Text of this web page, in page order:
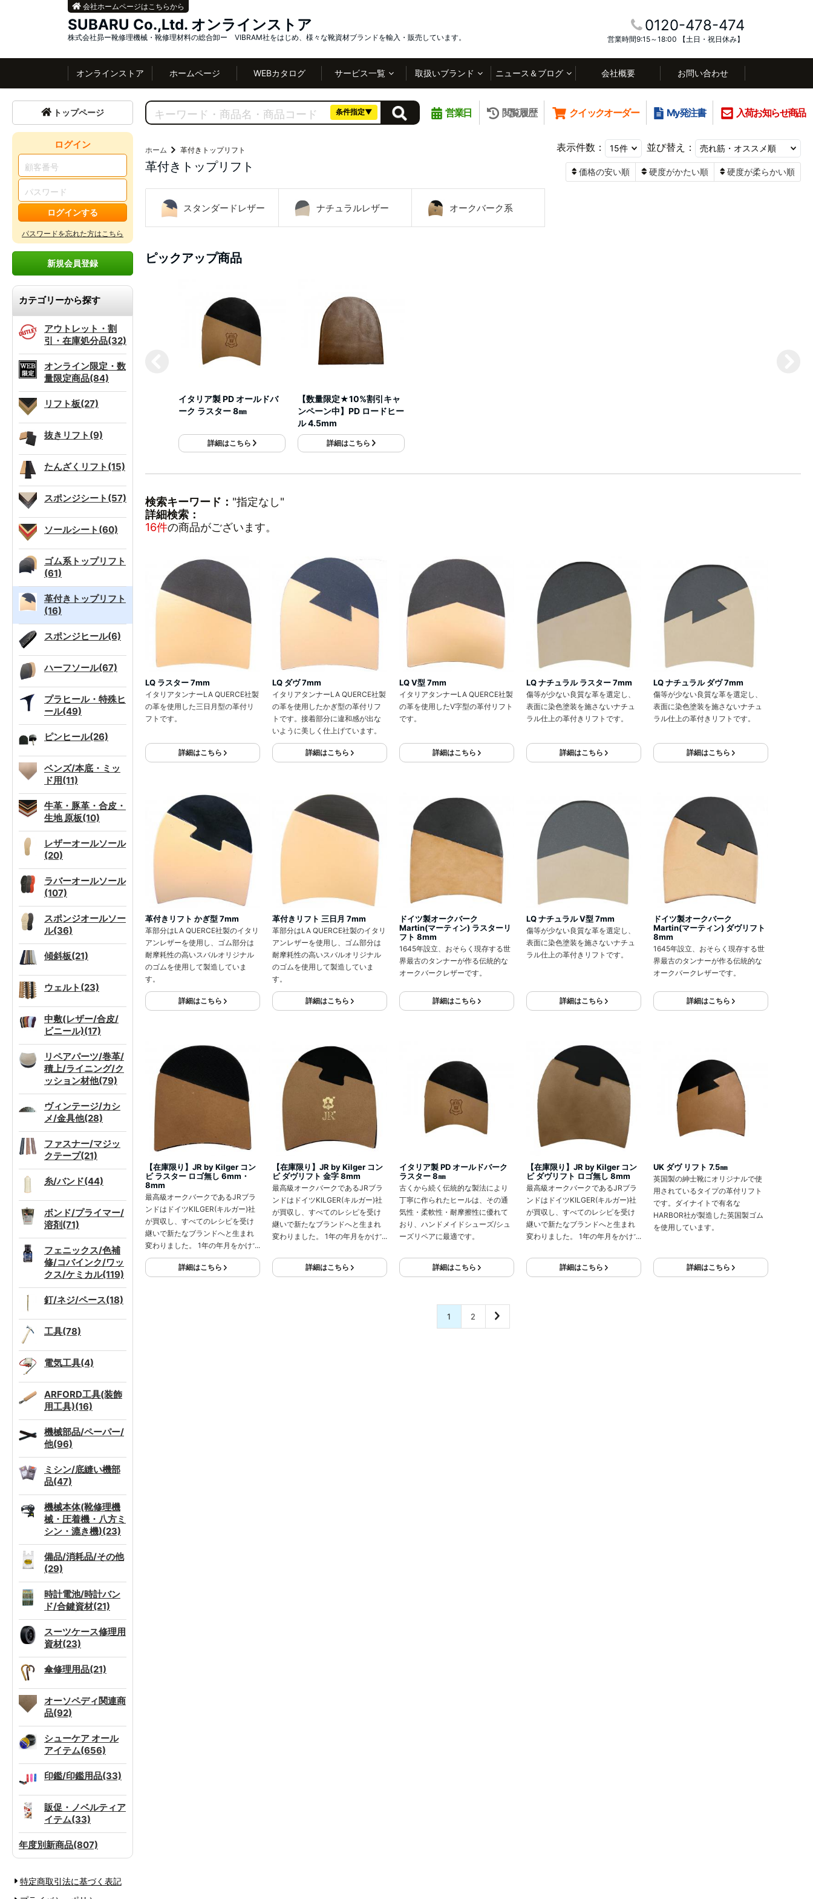
SUBARU Co.,Ltd. オンラインストア
株式会社昴ー靴修理機械・靴修理材料の総合卸ー VIBRAM社をはじめ、様々な靴資材ブランドを輸入・販売しています。
0120-478-474
営業時間9:15～18:00 【土日・祝日休み】
会社ホームページはこちらから
オンラインストア ホームページ WEBカタログ サービス一覧 取扱いブランド ニュース＆ブログ 会社概要 お問い合わせ
トップページ
ログイン
ログインする
パスワードを忘れた方はこちら
新規会員登録
カテゴリーから探す
アウトレット・割
引・在庫処分品(32)
オンライン限定・数
量限定商品(84)
リフト板(27)
抜きリフト(9)
たんざくリフト(15)
スポンジシート(57)
ソールシート(60)
ゴム系トップリフト
(61)
革付きトップリフト
(16)
スポンジヒール(6)
ハーフソール(67)
プラヒール・特殊ヒ
ール(49)
ピンヒール(26)
ベンズ/本底・ミッ
ド用(11)
牛革・豚革・合皮・
生地 原板(10)
レザーオールソール
(20)
ラバーオールソール
(107)
スポンジオールソー
ル(36)
傾斜板(21)
ウェルト(23)
中敷(レザー/合皮/
ビニール)(17)
リペアパーツ/巻革/
積上/ライニング/ク
ッション材他(79)
ヴィンテージ/カシ
メ/金具他(28)
ファスナー/マジッ
クテープ(21)
糸/バンド(44)
ボンド/プライマー/
溶剤(71)
フェニックス/色補
修/コバインク/ワッ
クス/ケミカル(119)
釘/ネジ/ペース(18)
工具(78)
電気工具(4)
ARFORD工具(装飾
用工具)(16)
機械部品/ペーパー/
他(96)
ミシン/底縫い機部
品(47)
機械本体(靴修理機
械・圧着機・八方ミ
シン・漉き機)(23)
備品/消耗品/その他
(29)
時計電池/時計バン
ド/合鍵資材(21)
スーツケース修理用
資材(23)
傘修理用品(21)
オーソペディ関連商
品(92)
シューケア オール
アイテム(656)
印鑑/印鑑用品(33)
販促・ノベルティア
イテム(33)
年度別新商品(807)
特定商取引法に基づく表記
条件指定▼ 営業日 閲覧履歴 クイックオーダー My発注書 入荷お知らせ商品
ホーム 革付きトップリフト
革付きトップリフト
スタンダードレザー ナチュラルレザー オークバーク系
表示件数： 並び替え：
価格の安い順 硬度がかたい順 硬度が柔らかい順
ピックアップ商品
イタリア製 PD オールドバ
ーク ラスター 8㎜
詳細はこちら
【数量限定★10%割引キャ
ンペーン中】PD ロードヒー
ル 4.5mm
詳細はこちら
検索キーワード： "指定なし"
詳細検索：
16件の商品がございます。
LQ ラスター 7mm
イタリアタンナーLA QUERCE社製
の革を使用した三日月型の革付リ
フトです。
詳細はこちら
LQ ダヴ 7mm
イタリアタンナーLA QUERCE社製
の革を使用したかぎ型の革付リフ
トです。接着部分に違和感が出な
いように美しく仕上げています。
詳細はこちら
LQ V型 7mm
イタリアタンナーLA QUERCE社製
の革を使用したV字型の革付リフト
です。
詳細はこちら
LQ ナチュラル ラスター 7mm
傷等が少ない良質な革を選定し、
表面に染色塗装を施さないナチュ
ラル仕上の革付きリフトです。
詳細はこちら
LQ ナチュラル ダヴ 7mm
傷等が少ない良質な革を選定し、
表面に染色塗装を施さないナチュ
ラル仕上の革付きリフトです。
詳細はこちら
革付きリフト かぎ型 7mm
革部分はLA QUERCE社製のイタリ
アンレザーを使用し、ゴム部分は
耐摩耗性の高いスバルオリジナル
のゴムを使用して製造していま
す。
詳細はこちら
革付きリフト 三日月 7mm
革部分はLA QUERCE社製のイタリ
アンレザーを使用し、ゴム部分は
耐摩耗性の高いスバルオリジナル
のゴムを使用して製造していま
す。
詳細はこちら
ドイツ製オークバーク
Martin(マーティン) ラスターリ
フト 8mm
1645年設立、おそらく現存する世
界最古のタンナーが作る伝統的な
オークバークレザーです。
詳細はこちら
LQ ナチュラル V型 7mm
傷等が少ない良質な革を選定し、
表面に染色塗装を施さないナチュ
ラル仕上の革付きリフトです。
詳細はこちら
ドイツ製オークバーク
Martin(マーティン) ダヴリフト
8mm
1645年設立、おそらく現存する世
界最古のタンナーが作る伝統的な
オークバークレザーです。
詳細はこちら
【在庫限り】JR by Kilger コン
ビ ラスター ロゴ無し 6mm・
8mm
最高級オークバークであるJRブラ
ンドはドイツKILGER(キルガー)社
が買収し、すべてのレシピを受け
継いで新たなブランドへと生まれ
変わりました。 1年の年月をかけて
作られるベンズは屈強であしにな
じみやすく、ヨーロッパの最高級
詳細はこちら
【在庫限り】JR by Kilger コン
ビ ダヴリフト 金字 8mm
最高級オークバークであるJRブラ
ンドはドイツKILGER(キルガー)社
が買収し、すべてのレシピを受け
継いで新たなブランドへと生まれ
変わりました。 1年の年月をかけて
じみやすく、ヨーロッパの最高級
靴に使用されています 金の印字は
詳細はこちら
イタリア製 PD オールドバーク
ラスター 8㎜
古くから続く伝統的な製法により
丁寧に作られたヒールは、その通
気性・柔軟性・耐摩擦性に優れて
おり、ハンドメイドシューズ/シュ
ーズリペアに最適です。
詳細はこちら
【在庫限り】JR by Kilger コン
ビ ダヴリフト ロゴ無し 8mm
最高級オークバークであるJRブラ
ンドはドイツKILGER(キルガー)社
が買収し、すべてのレシピを受け
継いで新たなブランドへと生まれ
変わりました。 1年の年月をかけて
じみやすく、ヨーロッパの最高級
靴に使用されています。
詳細はこちら
UK ダヴ リフト 7.5㎜
英国製の紳士靴にオリジナルで使
用されているタイプの革付リフト
です。ダイナイトで有名な
HARBOR社が製造した英国製ゴム
を使用しています。
詳細はこちら
1 2